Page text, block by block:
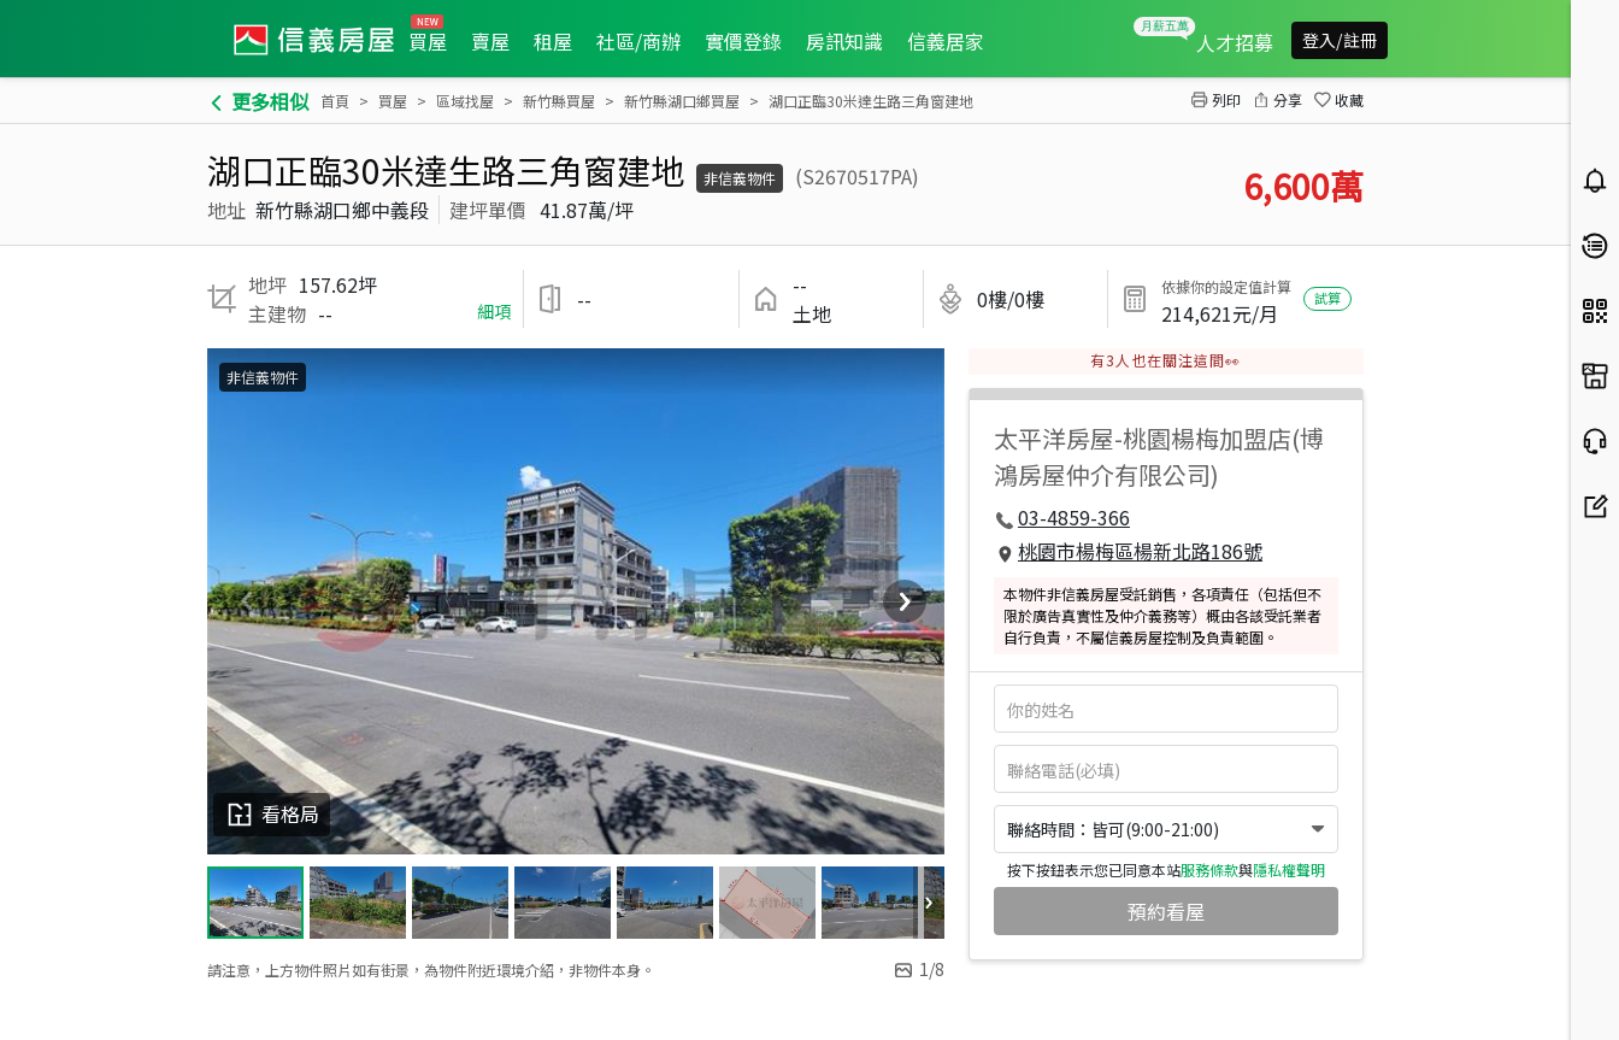
買屋 賣屋 租屋 社區/商辦 實價登錄 房訊知識 信義居家 人才招募 登入/註冊
更多相似 首頁 買屋 區域找屋 新竹縣買屋 新竹縣湖口鄉買屋 湖口正臨30米達生路三角窗建地 列印 分享 收藏
湖口正臨30米達生路三角窗建地 非信義物件
(S2670517PA)
地址 新竹縣湖口鄉中義段 建坪單價 41.87萬/坪 6,600萬
地坪 157.62坪
主建物 -- 細項 --
--
土地
0樓/0樓 依據你的設定值計算
214,621元/月
試算
請注意，上方物件照片如有街景，為物件附近環境介紹，非物件本身。 1/8
看格局
非信義物件
有3 人也在關注這間👀
太平洋房屋-桃園楊梅加盟店(博
鴻房屋仲介有限公司)
03-4859-366
桃園市楊梅區楊新北路186號
本物件非信義房屋受託銷售，各項責任（包括但不
限於廣告真實性及仲介義務等）概由各該受託業者
自行負責，不屬信義房屋控制及負責範圍。
聯絡時間：皆可(9:00-21:00)
按下按鈕表示您已同意本站服務條款與隱私權聲明
預約看屋